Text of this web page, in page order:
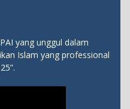
yang unggul dalam
Islam yang professional